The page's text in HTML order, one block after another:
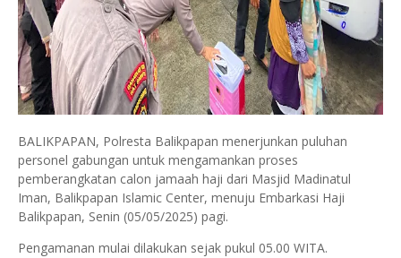
BALIKPAPAN, Polresta Balikpapan menerjunkan puluhan
personel gabungan untuk mengamankan proses
pemberangkatan calon jamaah haji dari Masjid Madinatul
Iman, Balikpapan Islamic Center, menuju Embarkasi Haji
Balikpapan, Senin (05/05/2025) pagi.
Pengamanan mulai dilakukan sejak pukul 05.00 WITA.